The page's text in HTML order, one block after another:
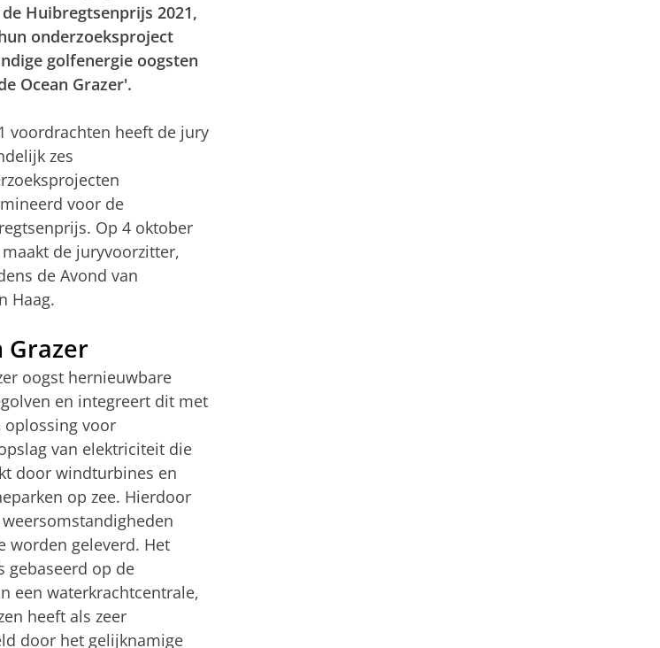
Huibregtsenprijs 2021,
onderzoeksproject
golfenergie oogsten
Ocean Grazer'.
voordrachten heeft de jury
zes
voor de
Op 4 oktober
maakt de juryvoorzitter,
de Avond van
Haag.
Grazer
oogst hernieuwbare
en integreert dit met
voor
van elektriciteit die
door windturbines en
op zee. Hierdoor
worden geleverd. Het
gebaseerd op de
een waterkrachtcentrale,
heeft als zeer
door het gelijknamige